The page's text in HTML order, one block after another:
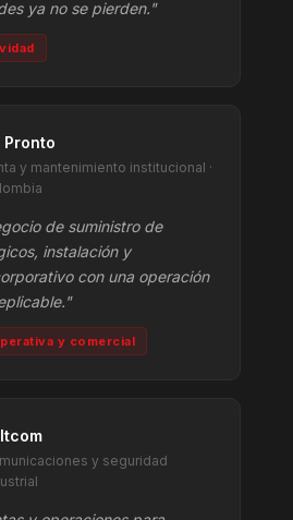
ya no se pierden."
Pronto
y mantenimiento institucional ·
de suministro de
instalación y
con una operación
y comercial
y seguridad